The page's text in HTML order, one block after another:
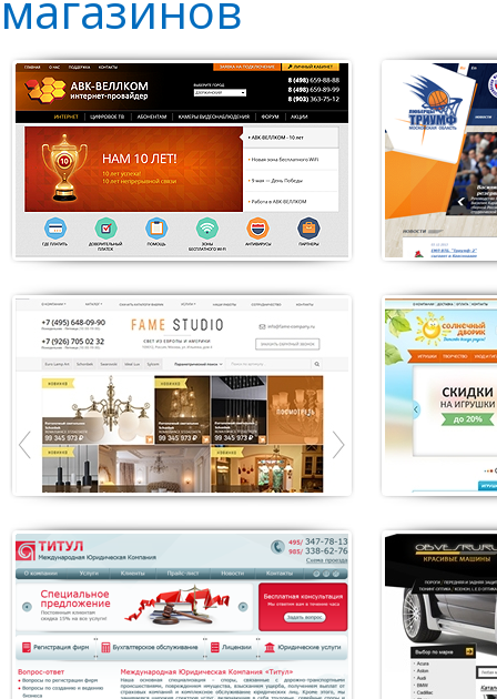
«БК Триумф»
Сайт баскетбольного
клуба
«VIP
«Солнечный дворик»
Создание интернет-
магазина детских товаров
«Obvesru»
Интернет-магазин по
продаже автозапчастей
магазина